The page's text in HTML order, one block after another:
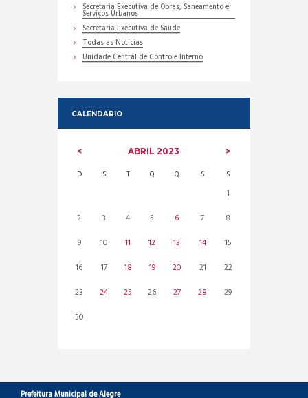
Secretaria Executiva de Obras, Saneamento e
Serviços Urbanos
Secretaria Executiva de Saúde
Todas as Noticias
Unidade Central de Controle Interno
CALENDARIO
ABRIL2023
D S T Q Q S S
1
2
3 4 5 6 7
8
9
10 11 12 13 14
15
16
17 18 19 20 21
22
23
24 25 26 27 28
29
30
Prefeitura Municipal de Alegre